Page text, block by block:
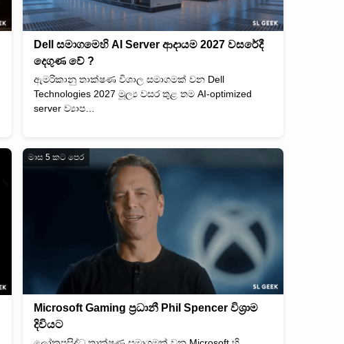
Dell සමාගමෙහි AI Server ආදායම 2027 වසරේදී
දෙගුණ වේ ?
ඇමරිකානු තාක්ෂණ විශාල සමාගමක් වන Dell
Technologies 2027 මූල්‍ය වසර තුළ තම AI-optimized
server ව්‍යාප…
මාස 5 කට පෙර
Microsoft Gaming ප්‍රධානී Phil Spencer විශ්‍රාම
දිවියට